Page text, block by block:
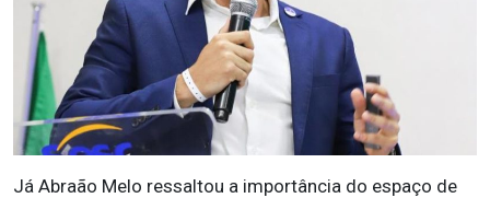
Já Abraão Melo ressaltou a importância do espaço de